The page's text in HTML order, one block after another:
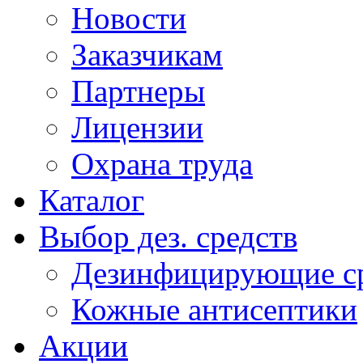
Новости
Заказчикам
Партнеры
Лицензии
Охрана труда
Каталог
Выбор дез. средств
Дезинфицирующие
Кожные антисептики
Акции